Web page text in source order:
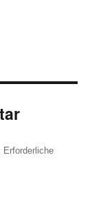
Erforderliche